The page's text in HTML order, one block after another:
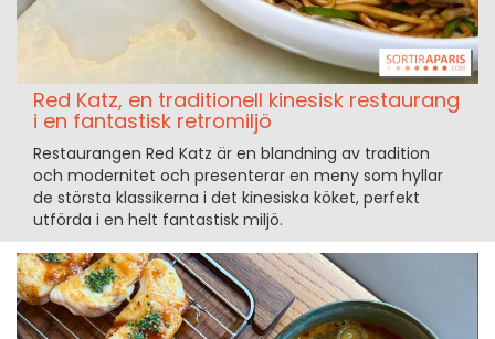
Red Katz, en traditionell kinesisk restaurang
i en fantastisk retromiljö
Restaurangen Red Katz är en blandning av tradition
och modernitet och presenterar en meny som hyllar
de största klassikerna i det kinesiska köket, perfekt
utförda i en helt fantastisk miljö.